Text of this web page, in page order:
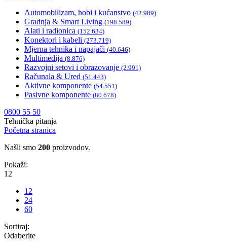
Automobilizam, hobi i kućanstvo (42.989)
Gradnja & Smart Living (198.589)
Alati i radionica (152.634)
Konektori i kabeli (273.719)
Mjerna tehnika i napajači (40.646)
Multimedija (8.876)
Razvojni setovi i obrazovanje (2.991)
Računala & Ured (51.443)
Aktivne komponente (54.551)
Pasivne komponente (80.678)
0800 55 50
Tehnička pitanja
Početna stranica
Našli smo 200 proizvodov.
Pokaži:
12
12
24
60
Sortiraj:
Odaberite